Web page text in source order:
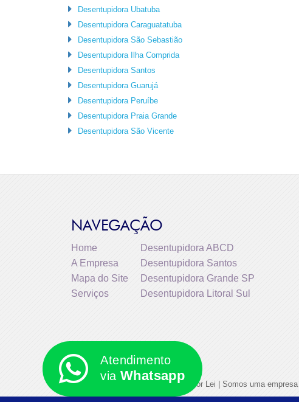
Atendimento
viaWhatsapp
Desentupidora Ubatuba
Desentupidora Caraguatatuba
Desentupidora São Sebastião
Desentupidora Ilha Comprida
Desentupidora Santos
Desentupidora Guarujá
Desentupidora Peruíbe
Desentupidora Praia Grande
Desentupidora São Vicente
NAVEGAÇÃO
Home
A Empresa
Mapa do Site
Serviços
Desentupidora ABCD
Desentupidora Santos
Desentupidora Grande SP
Desentupidora Litoral Sul
©2026. Todos os direitos reservador por Lei | Somos uma